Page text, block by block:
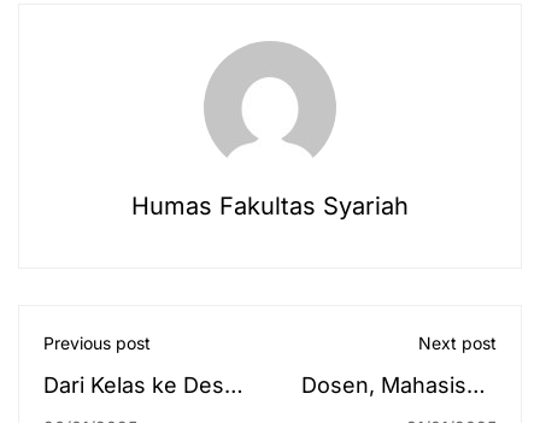
Humas Fakultas Syariah
Previous post
Dari Kelas ke Desa,
Next post
Dosen, Mahasiswa